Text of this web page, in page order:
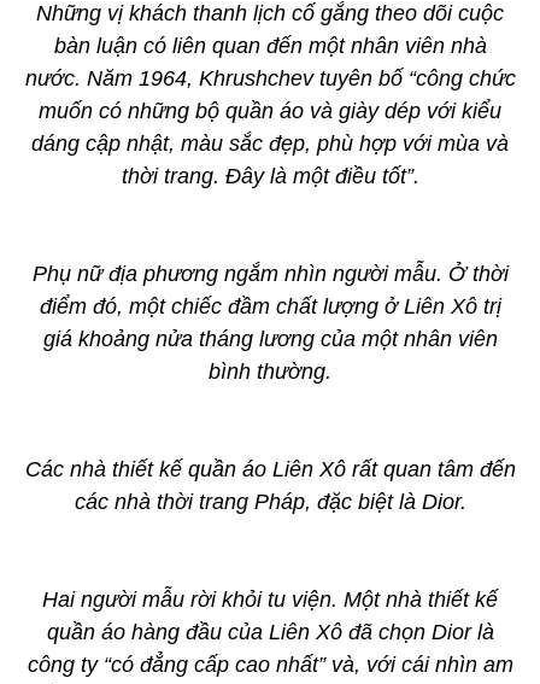
Những vị khách thanh lịch cố gắng theo dõi cuộc
bàn luận có liên quan đến một nhân viên nhà
nước. Năm 1964, Khrushchev tuyên bố “công chức
muốn có những bộ quần áo và giày dép với kiểu
dáng cập nhật, màu sắc đẹp, phù hợp với mùa và
thời trang. Đây là một điều tốt”.
Phụ nữ địa phương ngắm nhìn người mẫu. Ở thời
điểm đó, một chiếc đầm chất lượng ở Liên Xô trị
giá khoảng nửa tháng lương của một nhân viên
bình thường.
Các nhà thiết kế quần áo Liên Xô rất quan tâm đến
các nhà thời trang Pháp, đặc biệt là Dior.
Hai người mẫu rời khỏi tu viện. Một nhà thiết kế
quần áo hàng đầu của Liên Xô đã chọn Dior là
công ty “có đẳng cấp cao nhất” và, với cái nhìn am